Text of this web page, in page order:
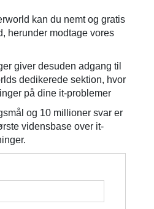
kan du nemt og gratis
herunder modtage vores
giver desuden adgang til
dedikerede sektion, hvor
på dine it-problemer
og 10 millioner svar er
vidensbase over it-